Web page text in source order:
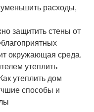
расходы,
защитить стены от
окружающая среда.